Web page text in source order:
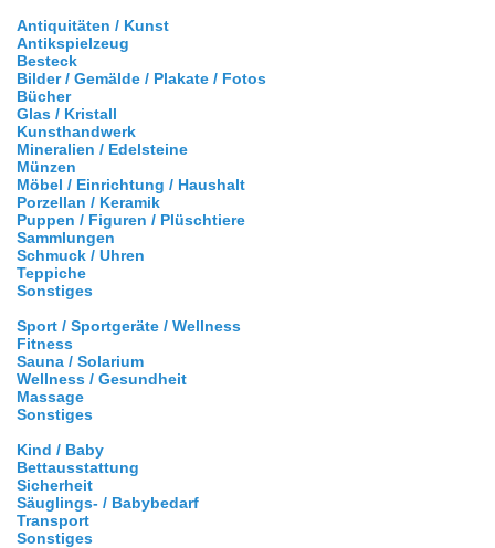
Antiquitäten / Kunst
Antikspielzeug
Besteck
Bilder / Gemälde / Plakate / Fotos
Bücher
Glas / Kristall
Kunsthandwerk
Mineralien / Edelsteine
Münzen
Möbel / Einrichtung / Haushalt
Porzellan / Keramik
Puppen / Figuren / Plüschtiere
Sammlungen
Schmuck / Uhren
Teppiche
Sonstiges
Sport / Sportgeräte / Wellness
Fitness
Sauna / Solarium
Wellness / Gesundheit
Massage
Sonstiges
Kind / Baby
Bettausstattung
Sicherheit
Säuglings- / Babybedarf
Transport
Sonstiges